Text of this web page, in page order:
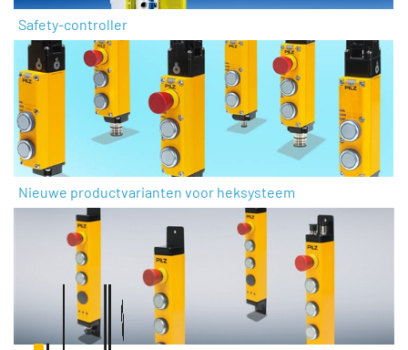
Safety-controller
Nieuwe productvarianten voor heksysteem